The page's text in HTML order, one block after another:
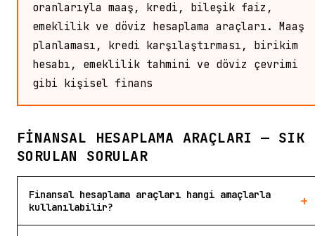
oranlarıyla maaş, kredi, bileşik faiz,
emeklilik ve döviz hesaplama araçları. Maaş
planlaması, kredi karşılaştırması, birikim
hesabı, emeklilik tahmini ve döviz çevrimi
gibi kişisel finans
FINANSAL HESAPLAMA ARAÇLARI — SIK
SORULAN SORULAR
Finansal hesaplama araçları hangi amaçlarla
kullanılabilir?
+